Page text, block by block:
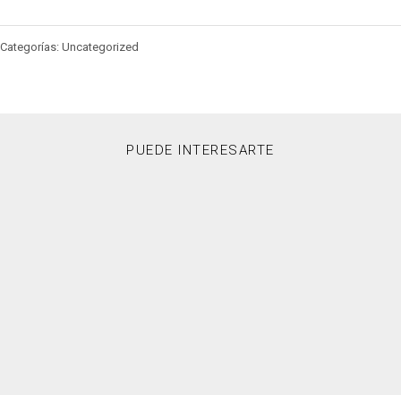
Categorías: Uncategorized
PUEDE INTERESARTE